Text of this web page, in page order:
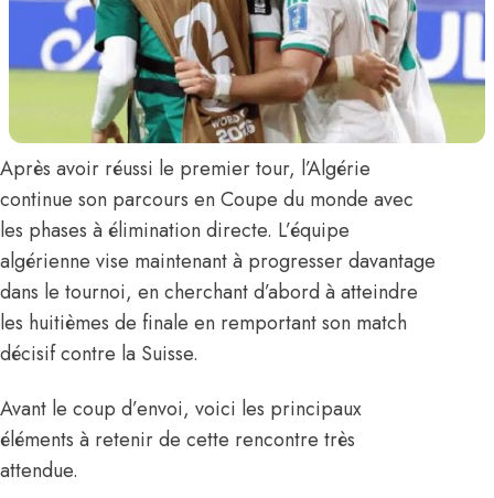
Après avoir réussi le premier tour, l’Algérie
continue son parcours en Coupe du monde avec
les phases à élimination directe. L’équipe
algérienne vise maintenant à progresser davantage
dans le tournoi, en cherchant d’abord à atteindre
les huitièmes de finale en remportant son match
décisif contre la Suisse.
Avant le coup d’envoi, voici les principaux
éléments à retenir de cette rencontre très
attendue.